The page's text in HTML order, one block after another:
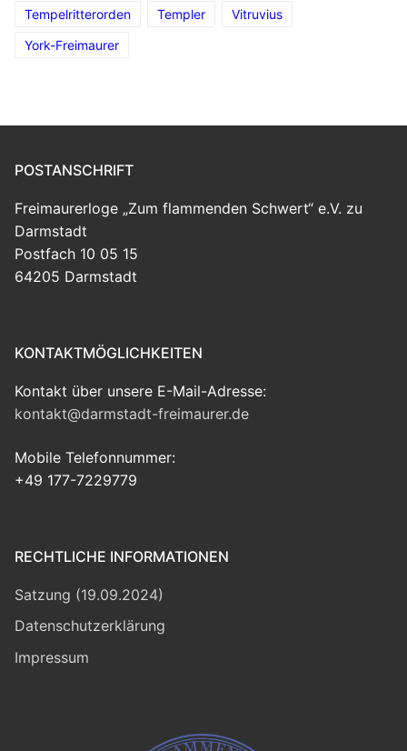
Tempelritterorden
Templer
Vitruvius
York-Freimaurer
POSTANSCHRIFT
Freimaurerloge „Zum flammenden Schwert“ e.V. zu
Darmstadt
Postfach 10 05 15
64205 Darmstadt
KONTAKTMÖGLICHKEITEN
Kontakt über unsere E-Mail-Adresse:
kontakt@darmstadt-freimaurer.de
Mobile Telefonnummer:
+49 177-7229779
RECHTLICHE INFORMATIONEN
Satzung (19.09.2024)
Datenschutzerklärung
Impressum